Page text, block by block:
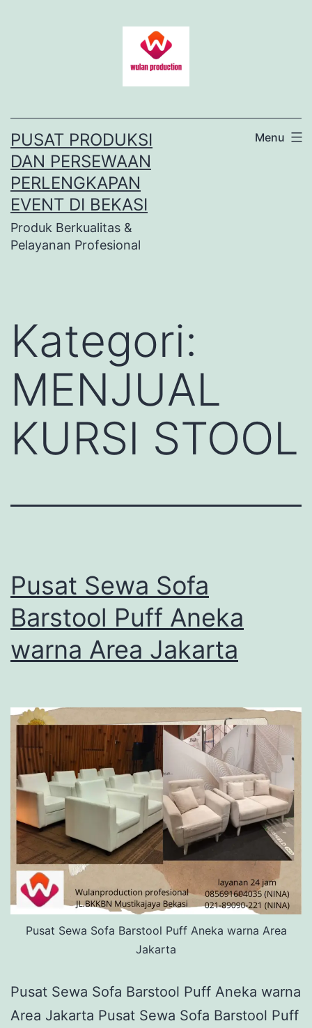
PUSAT PRODUKSI
DAN PERSEWAAN
PERLENGKAPAN
EVENT DI BEKASI
Produk Berkualitas &
Pelayanan Profesional
Menu
Kategori:
MENJUAL
KURSI STOOL
Pusat Sewa Sofa
Barstool Puff Aneka
warna Area Jakarta
Pusat Sewa Sofa Barstool Puff Aneka warna Area
Jakarta
Pusat Sewa Sofa Barstool Puff Aneka warna
Area Jakarta Pusat Sewa Sofa Barstool Puff